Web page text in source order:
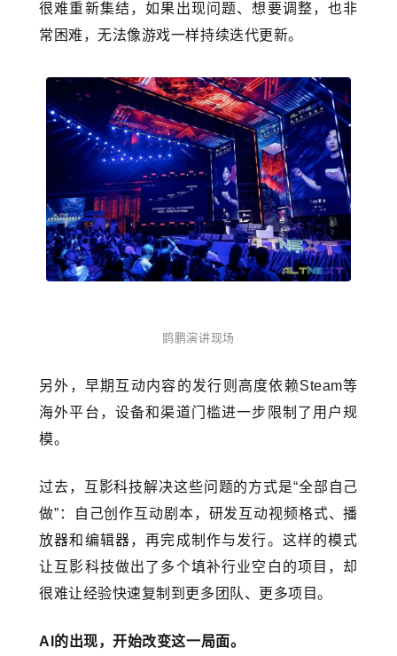
很难重新集结，如果出现问题、想要调整，也非
常困难，无法像游戏一样持续迭代更新。
鹍鹏演讲现场
另外，早期互动内容的发行则高度依赖Steam等
海外平台，设备和渠道门槛进一步限制了用户规
模。
过去，互影科技解决这些问题的方式是“全部自己
做”：自己创作互动剧本，研发互动视频格式、播
放器和编辑器，再完成制作与发行。这样的模式
让互影科技做出了多个填补行业空白的项目，却
很难让经验快速复制到更多团队、更多项目。
AI的出现，开始改变这一局面。